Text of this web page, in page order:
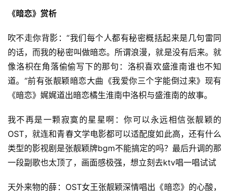
《暗恋》赏析
吹不走你背影：“我们每个人都有秘密概括起来是几句雷同
的话，而我的秘密叫做暗恋。所谓浪漫，就是没有后来。就
像洛枳在角落偷偷写下的那句：洛枳喜欢盛淮南谁也不知
道。”前有张靓颖暗恋大曲《我爱你三个字能倒过来》现有
《暗恋》娓娓道出暗恋橘生淮南中洛枳与盛淮南的故事。
我不再是一颗寂寞的星星啊：你可以永远相信张靓颖的
OST，就连和青春文学电影都可以适配度如此高，还有什么
类型的影视剧是张靓颖牌bgm不能搞定的吗？最后升调的那
一段副歌也太顶了，画面感极强，想立刻去ktv唱一唱试试
天外来物的薛：OST女王张靓颖深情唱出《暗恋》的心酸，